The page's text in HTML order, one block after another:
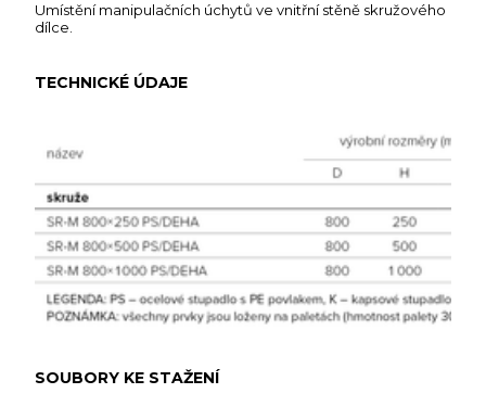
Umístění manipulačních úchytů ve vnitřní stěně skružového
dílce.
TECHNICKÉ ÚDAJE
SOUBORY KE STAŽENÍ